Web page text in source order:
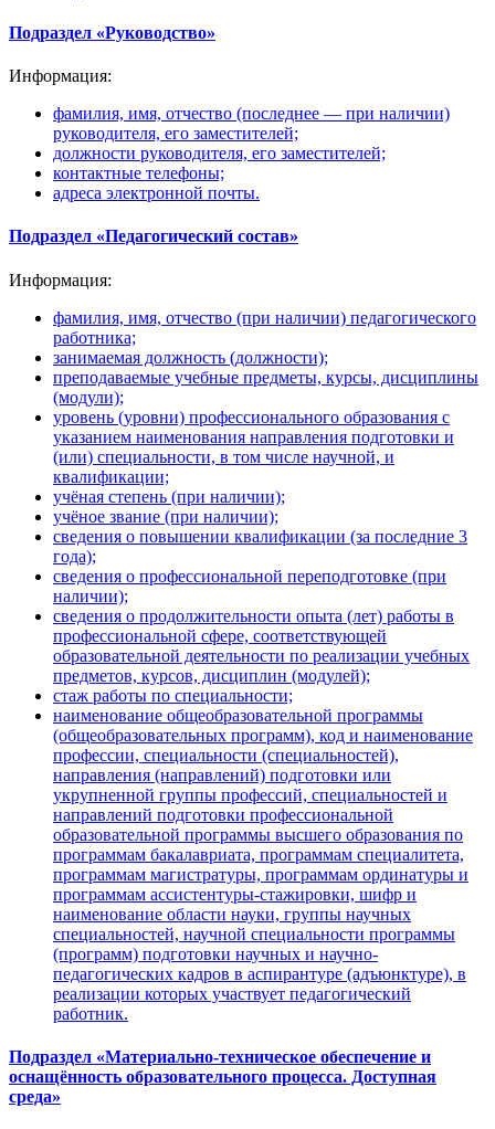
Подраздел «Руководство»
Информация:
фамилия, имя, отчество (последнее — при наличии)
руководителя, его заместителей;
должности руководителя, его заместителей;
контактные телефоны;
адреса электронной почты.
Подраздел «Педагогический состав»
Информация:
фамилия, имя, отчество (при наличии) педагогического
работника;
занимаемая должность (должности);
преподаваемые учебные предметы, курсы, дисциплины
(модули);
уровень (уровни) профессионального образования с
указанием наименования направления подготовки и
(или) специальности, в том числе научной, и
квалификации;
учёная степень (при наличии);
учёное звание (при наличии);
сведения о повышении квалификации (за последние 3
года);
сведения о профессиональной переподготовке (при
наличии);
сведения о продолжительности опыта (лет) работы в
профессиональной сфере, соответствующей
образовательной деятельности по реализации учебных
предметов, курсов, дисциплин (модулей);
стаж работы по специальности;
наименование общеобразовательной программы
(общеобразовательных программ), код и наименование
профессии, специальности (специальностей),
направления (направлений) подготовки или
укрупненной группы профессий, специальностей и
направлений подготовки профессиональной
образовательной программы высшего образования по
программам бакалавриата, программам специалитета,
программам магистратуры, программам ординатуры и
программам ассистентуры-стажировки, шифр и
наименование области науки, группы научных
специальностей, научной специальности программы
(программ) подготовки научных и научно-
педагогических кадров в аспирантуре (адъюнктуре), в
реализации которых участвует педагогический
работник.
Подраздел «Материально-техническое обеспечение и
оснащённость образовательного процесса. Доступная
среда»